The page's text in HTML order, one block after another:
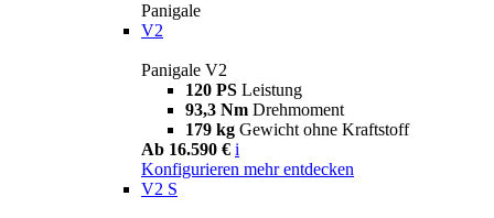
Panigale
V2
Panigale V2
120 PS Leistung
93,3 Nm Drehmoment
179 kg Gewicht ohne Kraftstoff
Ab 16.590 € i
Konfigurieren mehr entdecken
V2 S